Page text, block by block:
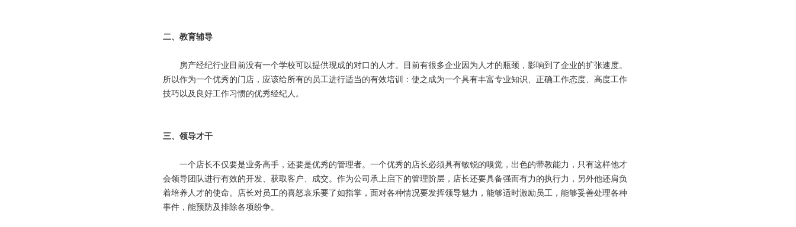
二、教育辅导
房产经纪行业目前没有一个学校可以提供现成的对口的人才。目前有很多企业因为人才的瓶颈，影响到了企业的扩张速度。
所以作为一个优秀的门店，应该给所有的员工进行适当的有效培训：使之成为一个具有丰富专业知识、正确工作态度、高度工作
技巧以及良好工作习惯的优秀经纪人。
三、 领导才干
一个店长不仅要是业务高手，还要是优秀的管理者。一个优秀的店长必须具有敏锐的嗅觉，出色的带教能力，只有这样他才
会领导团队进行有效的开发、获取客户、成交。作为公司承上启下的管理阶层，店长还要具备强而有力的执行力，另外他还肩负
着培养人才的使命。店长对员工的喜怒哀乐要了如指掌，面对各种情况要发挥领导魅力，能够适时激励员工，能够妥善处理各种
事件，能预防及排除各项纷争。